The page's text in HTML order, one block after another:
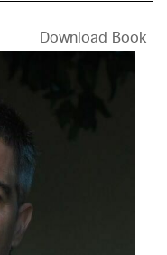
Download Book